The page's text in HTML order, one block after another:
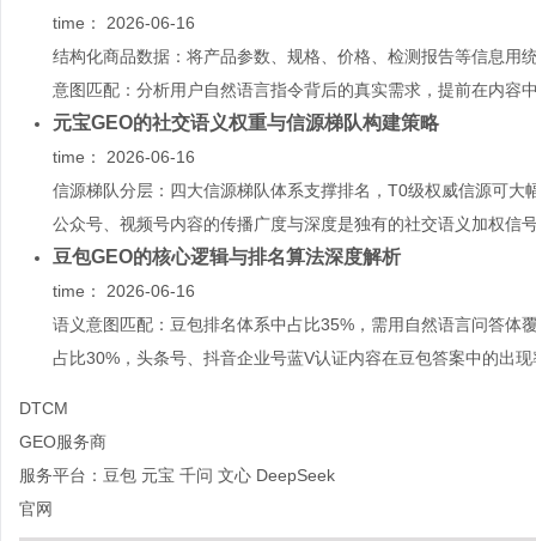
time：
2026-06-16
结构化商品数据：将产品参数、规格、价格、检测报告等信息用
意图匹配：分析用户自然语言指令背后的真实需求，提前在内容
元宝GEO的社交语义权重与信源梯队构建策略
time：
2026-06-16
信源梯队分层：四大信源梯队体系支撑排名，T0级权威信源可
公众号、视频号内容的传播广度与深度是独有的社交语义加权信
豆包GEO的核心逻辑与排名算法深度解析
time：
2026-06-16
语义意图匹配：豆包排名体系中占比35%，需用自然语言问答体
占比30%，头条号、抖音企业号蓝V认证内容在豆包答案中的出
DTCM
GEO服务商
服务平台：豆包 元宝 千问 文心 DeepSeek
官网